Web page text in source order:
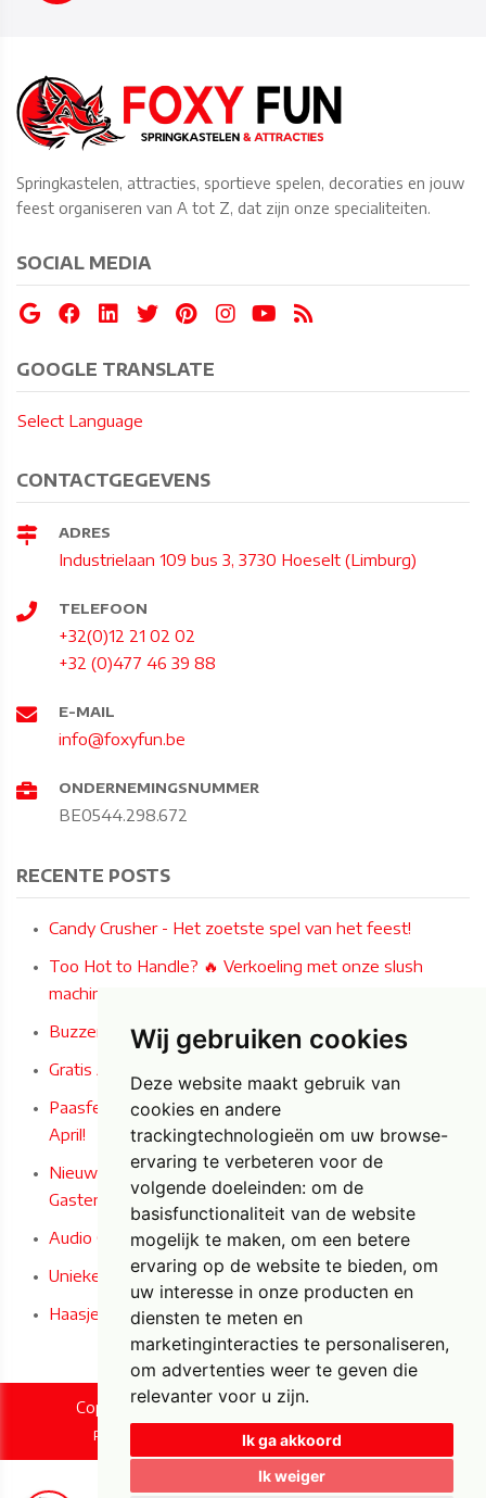
Wij gebruiken cookies
Deze website maakt gebruik van
cookies en andere
trackingtechnologieën om uw browse-
ervaring te verbeteren voor de
volgende doeleinden: om de
basisfunctionaliteit van de website
mogelijk te maken, om een betere
ervaring op de website te bieden, om
uw interesse in onze producten en
diensten te meten en
marketinginteracties te personaliseren,
om advertenties weer te geven die
relevanter voor u zijn.
Ik ga akkoord
Ik weiger
Springkastelen, attracties, sportieve spelen, decoraties en jouw
feest organiseren van A tot Z, dat zijn onze specialiteiten.
SOCIAL MEDIA
GOOGLE TRANSLATE
Select Language
CONTACTGEGEVENS
ADRES
Industrielaan 109 bus 3, 3730 Hoeselt (Limburg)
TELEFOON
+32(0)12 21 02 02
+32 (0)477 46 39 88
E-MAIL
info@foxyfun.be
ONDERNEMINGSNUMMER
BE0544.298.672
RECENTE POSTS
Candy Crusher - Het zoetste spel van het feest!
Too Hot to Handle? 🔥 Verkoeling met onze slush
machines!
Buzzer Wire Game: Het ultieme concentratiespel!
Gratis Airbrush Paastattoos deze zaterdag 4/04/2026!
Paasfeest bij Carrefour Market Bilzen-Hoeselt op 4 & 5
April!
Nieuw bij Foxy Fun - Audio en Audio/Video
Gastenboeken in Iconische Engelse Telefooncel!
Audio Gastenboek
Unieke Paas- en woondecoratie bij Foxy Fun!
Haasjes horen, zien en zwijgen
Copyright © 2026 Foxy Fun. All rights reserved.
Privacy & Cookies UP-TO-DATE WebDesign